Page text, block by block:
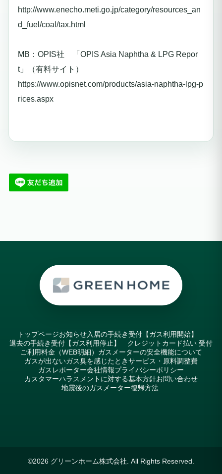
http://www.enecho.meti.go.jp/category/resources_an
d_fuel/coal/tax.html
MB：OPIS社 「OPIS Asia Naphtha & LPG Repor
t」（有料サイト）
https://www.opisnet.com/products/asia-naphtha-lpg-p
rices.aspx
トップページお知らせ入居の手続き受付【ガス利用開始】
退去の手続き受付【ガス利用停止】 クレジットカード払い 受付
ご利用料金（WEB明細） ガスメーターの安全機能について
ガスが出ないガス臭を感じたときサービス・原料調整費
ガスレポーター会社情報プライバシーポリシー
カスタマーハラスメントに対する基本方針お問い合わせ
地震後のガスメーター復帰方法
©2026 グリーンホーム株式会社 . All Rights Reserved.